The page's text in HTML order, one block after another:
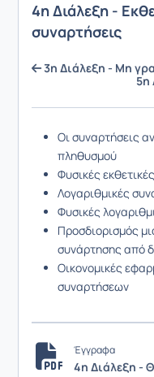
4η Διάλεξη -
συναρτήσεις
3η Διάλεξη - Μη
5η
Οι συναρτήσεις
πληθυσμού
Φυσικές
Λογαριθμικές
Φυσικές
Προσδιορισμός
συνάρτησης από
Οικονομικές
συναρτήσεων
Έγγραφα
4η Διάλεξη -